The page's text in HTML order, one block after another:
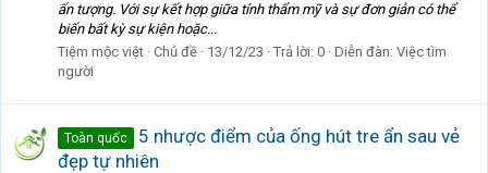
ấn tượng. Với sự kết hợp giữa tính thẩm mỹ và sự đơn giản có thể
biến bất kỳ sự kiện hoặc...
Tiệm mộc việt Chủ đề 13/12/23 Trả lời: 0 Diễn đàn: Việc tìm
người
Toàn quốc
5 nhược điểm của ống hút tre ẩn sau vẻ
đẹp tự nhiên